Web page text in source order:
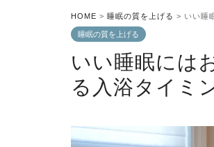
HOME > 睡眠の質を上げる > いい睡
睡眠の質を上げる
いい睡眠には
る入浴タイミ